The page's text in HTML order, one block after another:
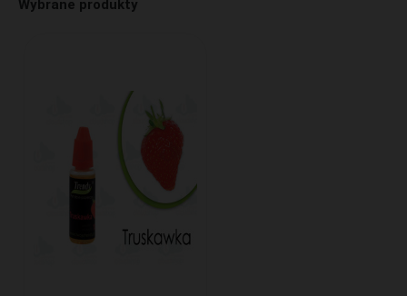
Wybrane produkty